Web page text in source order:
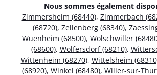
Nous sommes également
Zimmersheim (68440), Zimmerbach
(68720), Zellenberg (68340),
Wuenheim (68500), Wolschwiller
(68600), Wolfersdorf (68210),
Wittenheim (68270), Wittelsheim
(68920), Winkel (68480), Willer-sur-